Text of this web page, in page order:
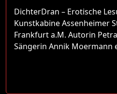
DichterDran – Erotische
Kunstkabine Assenheimer
Frankfurt a.M. Autorin
Sängerin Annik